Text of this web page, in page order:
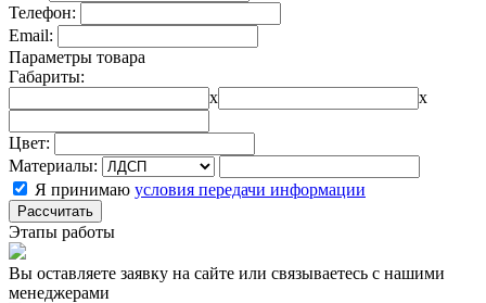
Телефон:
Email:
Параметры товара
Габариты:
x
x
Цвет:
Материалы:
Я принимаю условия передачи информации
Рассчитать
Этапы работы
Вы оставляете заявку на сайте или связываетесь с нашими
менеджерами